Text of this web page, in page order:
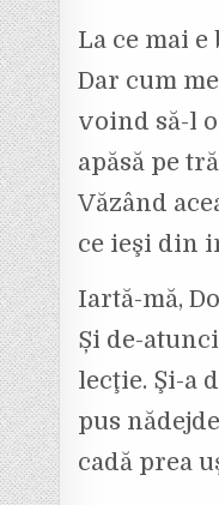
La ce mai e
Dar cum
voind să-l
apăsă pe
Văzând
ce ieşi din
Iartă-mă,
Și de-
lecţie. Şi-a
pus
cadă prea